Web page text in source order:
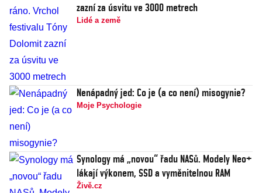
zazní za úsvitu ve 3000 metrech
Lidé a země
Nenápadný jed: Co je (a co není) misogynie?
Moje Psychologie
Synology má „novou“ řadu NASů. Modely Neo+
lákají výkonem, SSD a vyměnitelnou RAM
Živě.cz